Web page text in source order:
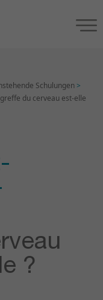
Schulungen>
du cerveau est-elle
?